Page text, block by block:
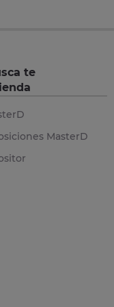
te
MasterD